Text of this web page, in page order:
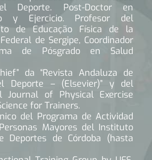
Deporte. Post-Doctor en
y Ejercicio. Profesor del
de Educação Física de la
de Sergipe, Coordinador
de Pósgrado en Salud
da “Revista Andaluza de
Deporte – (Elsevier)” y del
Journal of Physical Exercise
for Trainers.
del Programa de Actividad
Mayores del Instituto
Deportes de Córdoba (hasta